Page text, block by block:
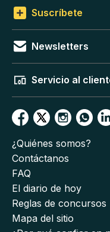
Suscríbete
Newsletters
Servicio al
¿Quiénes somos?
Contáctanos
FAQ
El diario de hoy
Reglas de concursos
Mapa del sitio